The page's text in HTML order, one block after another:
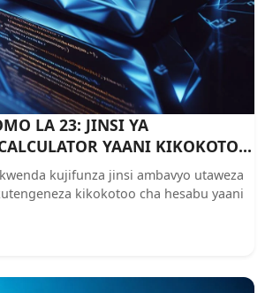
LA 23: JINSI YA
YAANI KIKOKOTOO
KUTUMIA JAVASCRIPT
kujifunza jinsi ambavyo utaweza
kikokotoo cha hesabu yaani